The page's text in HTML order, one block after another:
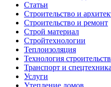
Статьи
Строительство и
Строительство и ремонт
Строй материал
Стройтехнологии
Теплоизоляция
Технология
Транспорт и спецтехника
Услуги